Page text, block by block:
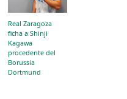
Real Zaragoza
ficha a Shinji
Kagawa
procedente del
Borussia
Dortmund